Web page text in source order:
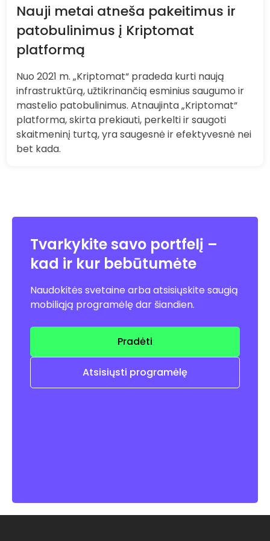
Nauji metai atneša pakeitimus ir
patobulinimus į Kriptomat
platformą
Nuo 2021 m. „Kriptomat“ pradeda kurti naują
infrastruktūrą, užtikrinančią esminius saugumo ir
mastelio patobulinimus. Atnaujinta „Kriptomat“
platforma, skirta prekiauti, perkelti ir saugoti
skaitmeninį turtą, yra saugesnė ir efektyvesnė nei
bet kada.
Tvarkykite savo portfelį –
kad ir kur bebūtumėte
Naudokitės svetaine arba atsisiųskite saugią
mobiliąją programėlę dar šiandien.
Pradėti
Atsisiųsti programėlę